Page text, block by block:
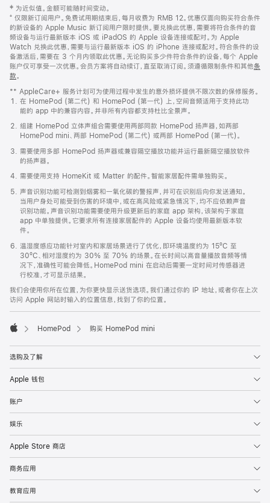
页
页
脚
注
‡ 为近似值。金额可能随时间变动。
⁺ 仅限新订阅用户。免费试用期结束后，每月收费为 RMB 12。优惠仅面向购买符合条件
的新设备的 Apple Music 新订阅用户限时提供。要兑换此优惠，需要将符合条件的音
频设备与运行最新版本 iOS 或 iPadOS 的 Apple 设备连接或配对。为 Apple
Watch 兑换此优惠，需要与运行最新版本 iOS 的 iPhone 连接或配对。符合条件的设
备激活后，需要在 3 个月内领取此优惠。无论购买多少件符合条件的设备，每个 Apple
账户仅可享受一次优惠。会员方案将自动续订，直至取消订阅。须遵循限制条件和其他条
款。
窗
口
中
打
开)
** AppleCare+ 服务计划可为使用过程中发生的意外损坏提供不限次数的保修服务。
在 HomePod (第二代) 和 HomePod (第一代) 上，空间音频适用于支持此功
能的 app 中的兼容内容。并非所有内容都支持杜比全景声。
组建 HomePod 立体声组合需要使用两部同款 HomePod 扬声器，如两部
HomePod mini、两部 HomePod (第二代) 或两部 HomePod (第一代)。
需要使用多部 HomePod 扬声器或兼容隔空播放功能并运行最新隔空播放软件
的扬声器。
需要使用支持 HomeKit 或 Matter 的配件。智能家居配件需单独购买。
声音识别功能可检测到烟雾和一氧化碳的警报声，并可在识别后向你发送通知。
当用户身处可能受到伤害的环境中，或在高风险或紧急情况下，均不应依赖声音
识别功能。声音识别功能需要使用升级更新后的家庭 app 架构，该架构于家庭
app 中单独提供。它要求所有连接家居配件的 Apple 设备均使用最新版本软
件。
温湿度感应功能针对室内和家居场景进行了优化，即环境温度约为 15ºC 至
30ºC、相对湿度约为 30% 至 70% 的场景。在长时间以高音量播放音频等情
况下，准确性可能会降低。HomePod mini 在启动后需要一定时间对传感器进
行校准，才可显示结果。
我们会使用你所在位置，为你更快显示送货选项。我们通过你的 IP 地址，或者你在上次
访问 Apple 网站时输入的位置信息，找到了你的位置。
HomePod 购买 HomePod mini
选购及了解
Apple 钱包
账户
娱乐
Apple Store 商店
商务应用
教育应用